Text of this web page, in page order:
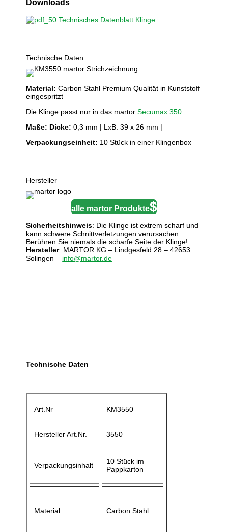
Downloads
Technisches Datenblatt Klinge
Technische Daten
Material: Carbon Stahl Premium Qualität in Kunststoff
eingespritzt
Die Klinge passt nur in das martorSecumax 350
Maße: Dicke: 0,3 mm | LxB: 39 x 26 mm |
Verpackungseinheit: 10 Stück in einer Klingenbox
Hersteller
alle martor Produkte
Sicherheitshinweis: Die Klinge ist extrem scharf und
kann schwere Schnittverletzungen verursachen.
Berühren Sie niemals die scharfe Seite der Klinge!
Hersteller: MARTOR KG – Lindgesfeld 28 – 42653
Solingen – info@martor.de
Technische Daten
Art.Nr KM3550
Hersteller Art.Nr. 3550
Verpackungsinhalt
10 Stück im
Pappkarton
Material Carbon Stahl